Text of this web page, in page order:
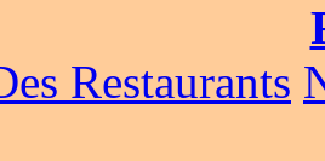
Restaurants